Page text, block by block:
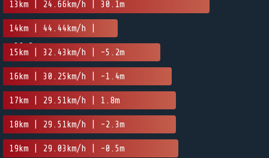
13km | 24.66km/h | 30.1m
14km | 44.44km/h |
-30.2m
15km | 32.43km/h | -5.2m
16km | 30.25km/h | -1.4m
17km | 29.51km/h | 1.8m
18km | 29.51km/h | -2.3m
19km | 29.03km/h | -0.5m